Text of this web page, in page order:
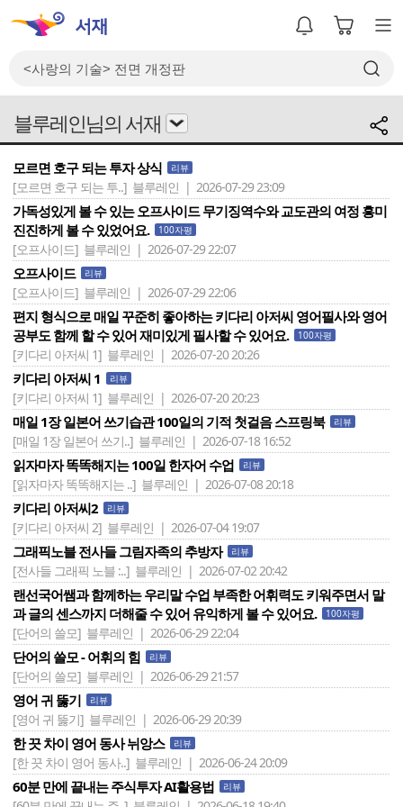
블루레인님의 서재
모르면 호구 되는 투자 상식 리뷰
[모르면 호구 되는 투..] 블루레인 | 2026-07-29 23:09
가독성있게 볼 수 있는 오프사이드 무기징역수와 교도관의 여정 흥미
진진하게 볼 수 있었어요.
100자평
[오프사이드] 블루레인 | 2026-07-29 22:07
오프사이드 리뷰
[오프사이드] 블루레인 | 2026-07-29 22:06
편지 형식으로 매일 꾸준히 좋아하는 키다리 아저씨 영어필사와 영어
공부도 함께 할 수 있어 재미있게 필사할 수 있어요.
100자평
[키다리 아저씨 1] 블루레인 | 2026-07-20 20:26
키다리 아저씨 1 리뷰
[키다리 아저씨 1] 블루레인 | 2026-07-20 20:23
매일 1장 일본어 쓰기습관 100일의 기적 첫걸음 스프링북 리뷰
[매일 1장 일본어 쓰기..] 블루레인 | 2026-07-18 16:52
읽자마자 똑똑해지는 100일 한자어 수업 리뷰
[읽자마자 똑똑해지는 ..] 블루레인 | 2026-07-08 20:18
키다리 아저씨2 리뷰
[키다리 아저씨 2] 블루레인 | 2026-07-04 19:07
그래픽노블 전사들 그림자족의 추방자 리뷰
[전사들 그래픽 노블 :..] 블루레인 | 2026-07-02 20:42
랜선국어쌤과 함께하는 우리말 수업 부족한 어휘력도 키워주면서 말
과 글의 센스까지 더해줄 수 있어 유익하게 볼 수 있어요.
100자평
[단어의 쓸모] 블루레인 | 2026-06-29 22:04
단어의 쓸모 - 어휘의 힘 리뷰
[단어의 쓸모] 블루레인 | 2026-06-29 21:57
영어 귀 뚫기 리뷰
[영어 귀 뚫기] 블루레인 | 2026-06-29 20:39
한 끗 차이 영어 동사 뉘앙스 리뷰
[한 끗 차이 영어 동사..] 블루레인 | 2026-06-24 20:09
60분 만에 끝내는 주식투자 AI활용법 리뷰